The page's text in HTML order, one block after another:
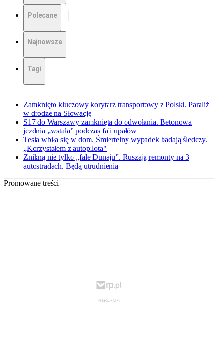
Polecane
Najnowsze
Tagi
Zamknięto kluczowy korytarz transportowy z Polski. Paraliż
w drodze na Słowację
S17 do Warszawy zamknięta do odwołania. Betonowa
jezdnia „wstała” podczas fali upałów
Tesla wbiła się w dom. Śmiertelny wypadek badają śledczy.
„Korzystałem z autopilota"
Znikną nie tylko „fale Dunaju”. Ruszają remonty na 3
autostradach. Będą utrudnienia
Promowane treści